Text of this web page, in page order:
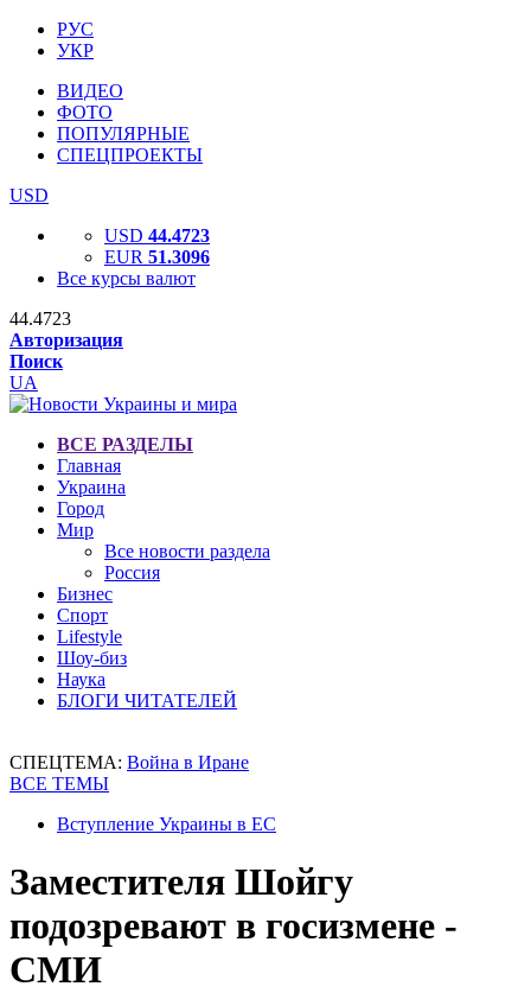
РУС
УКР
ВИДЕО
ФОТО
ПОПУЛЯРНЫЕ
СПЕЦПРОЕКТЫ
USD
USD 44.4723
EUR 51.3096
Все курсы валют
44.4723
Авторизация
Поиск
UA
ВСЕ РАЗДЕЛЫ
Главная
Украина
Город
Мир
Все новости раздела
Россия
Бизнес
Спорт
Lifestyle
Шоу-биз
Наука
БЛОГИ ЧИТАТЕЛЕЙ
СПЕЦТЕМА: Война в Иране
ВСЕ ТЕМЫ
Вступление Украины в ЕС
Заместителя Шойгу
подозревают в госизмене -
СМИ